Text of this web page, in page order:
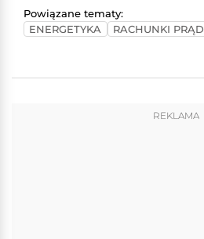
Powiązane tematy:
ENERGETYKA
RACHUNKI PRĄD
REKLAMA